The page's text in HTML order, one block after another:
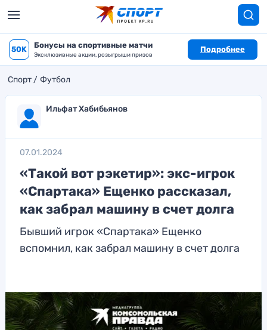
50K Бонусы на спортивные матчи
Эксклюзивные акции, розыгрыши призов
Подробнее
Спорт Футбол
Ильфат Хабибьянов
07.01.2024
«Такой вот рэкетир»: экс-игрок
«Спартака» Ещенко рассказал,
как забрал машину в счет долга
Бывший игрок «Спартака» Ещенко
вспомнил, как забрал машину в счет долга